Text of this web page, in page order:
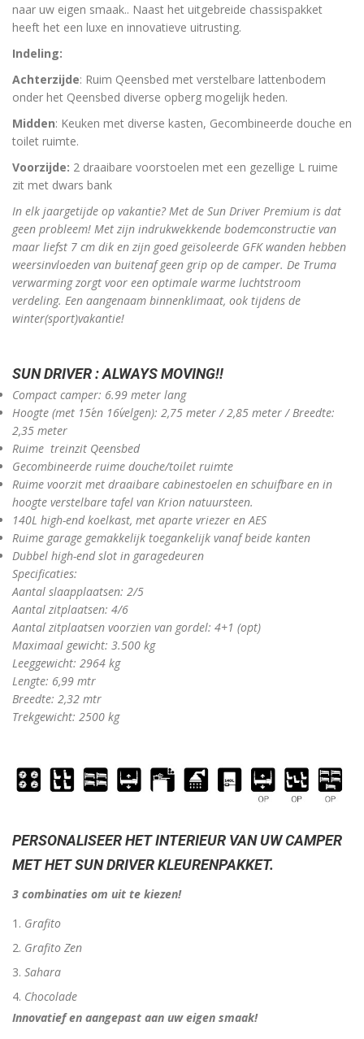
naar uw eigen smaak.. Naast het uitgebreide chassispakket
heeft het een luxe en innovatieve uitrusting.
Indeling:
Achterzijde: Ruim Qeensbed met verstelbare lattenbodem
onder het Qeensbed diverse opberg mogelijk heden.
Midden: Keuken met diverse kasten, Gecombineerde douche en
toilet ruimte.
Voorzijde: 2 draaibare voorstoelen met een gezellige L ruime
zit met dwars bank
In elk jaargetijde op vakantie? Met de Sun Driver Premium is dat
geen probleem! Met zijn indrukwekkende bodemconstructie van
maar liefst 7 cm dik en zijn goed geïsoleerde GFK wanden hebben
weersinvloeden van buitenaf geen grip op de camper. De Truma
verwarming zorgt voor een optimale warme luchtstroom
verdeling. Een aangenaam binnenklimaat, ook tijdens de
winter(sport)vakantie!
SUN DRIVER : ALWAYS MOVING!!
Compact camper: 6.99 meter lang
Hoogte (met 15´en 16´velgen): 2,75 meter / 2,85 meter / Breedte:
2,35 meter
Ruime treinzit Qeensbed
Gecombineerde ruime douche/toilet ruimte
Ruime voorzit met draaibare cabinestoelen en schuifbare en in
hoogte verstelbare tafel van Krion natuursteen.
140L high-end koelkast, met aparte vriezer en AES
Ruime garage gemakkelijk toegankelijk vanaf beide kanten
Dubbel high-end slot in garagedeuren
Specificaties:
Aantal slaapplaatsen: 2/5
Aantal zitplaatsen: 4/6
Aantal zitplaatsen voorzien van gordel: 4+1 (opt)
Maximaal gewicht: 3.500 kg
Leeggewicht: 2964 kg
Lengte: 6,99 mtr
Breedte: 2,32 mtr
Trekgewicht: 2500 kg
PERSONALISEER HET INTERIEUR VAN UW CAMPER
MET HET SUN DRIVER KLEURENPAKKET.
3 combinaties om uit te kiezen!
Grafito
Grafito Zen
Sahara
Chocolade
Innovatief en aangepast aan uw eigen smaak!